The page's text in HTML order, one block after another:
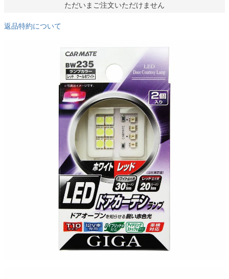
ただいまご注文いただけません
返品特約について